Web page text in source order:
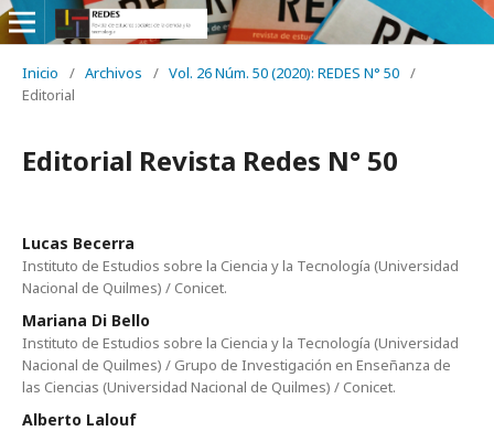
Inicio / Archivos / Vol. 26 Núm. 50 (2020): REDES N° 50 /
Editorial
Editorial Revista Redes N° 50
Lucas Becerra
Instituto de Estudios sobre la Ciencia y la Tecnología (Universidad
Nacional de Quilmes) / Conicet.
Mariana Di Bello
Instituto de Estudios sobre la Ciencia y la Tecnología (Universidad
Nacional de Quilmes) / Grupo de Investigación en Enseñanza de
las Ciencias (Universidad Nacional de Quilmes) / Conicet.
Alberto Lalouf